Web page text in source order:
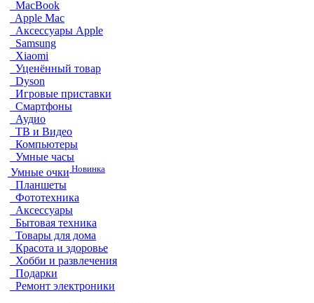
MacBook
Apple Mac
Аксессуары Apple
Samsung
Xiaomi
Уценённый товар
Dyson
Игровые приставки
Смартфоны
Аудио
ТВ и Видео
Компьютеры
Умные часы
Умные очки Новинка
Планшеты
Фототехника
Аксессуары
Бытовая техника
Товары для дома
Красота и здоровье
Хобби и развлечения
Подарки
Ремонт электроники